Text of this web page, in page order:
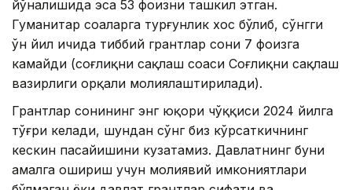
йўналишида эса 53 фоизни ташкил этган.
Гуманитар соҳаларга турғунлик хос бўлиб, сўнгги
ўн йил ичида тиббий грантлар сони 7 фоизга
камайди (соғлиқни сақлаш соҳаси Соғлиқни сақлаш
вазирлиги орқали молиялаштирилади).
Грантлар сонининг энг юқори чўққиси 2024 йилга
тўғри келади, шундан сўнг биз кўрсаткичнинг
кескин пасайишини кузатамиз. Давлатнинг буни
амалга ошириш учун молиявий имкониятлари